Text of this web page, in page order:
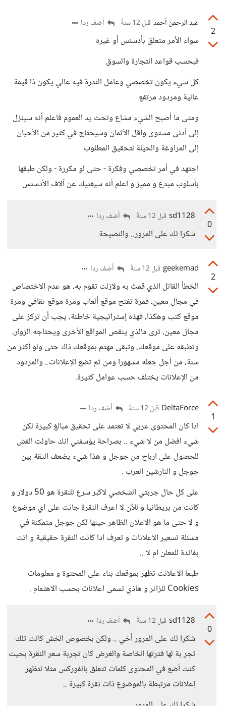
2
عبد الرحمن أحمد قبل 12 سنةً أضف ردا
سواء الأمر متعلق بأدسنس أو غيره
فبحسب قواعد التجارة والسوق
كل شيء يكون تخصصي وعامل الندرة فيه عالي يكون ذا قيمة
عالية ومردود مرتفع
ومتى ما أصبح الشيء مشاع وتحت يد العموم فاعلم أنه سينزل
إلى أدنى مستوى وأقل الأثمان وسيحتاج في كثير من الأحيان
إلى المراوغة والحيلة لتحقيق المطلوب
اجتهد في أمر تخصصي وفكرة - حتى لو مكررة - ولكن طبقها
بأسلوب مبدع و مميز و اعلم أنه سيغنيك عن آلاف الأدسنس
0
sd1128 قبل 12 سنةً أضف ردا
شكرا لك على المرور.. والنصيحة
2
geekemad قبل 12 سنةً أضف ردا
الخطأ القاتل الذي قمتَ به ولازلت تقوم به، هو عدم الاختصاص
في مجال معين، فمرة تفتح موقع ألعاب ومرة موقع ثقافي ومرة
موقع كتب وهكذا، فهذه إستراتيجية خاطئة، يجب أن تركز على
مجال معين، ترى مالذي ينقص المواقع الأخرى ويحتاجه الزوار،
وتطبقه على موقعك، وتبقى مهتم بموقعك ذاك حتى ولو أكثر من
سنة، من أجل جعله مشهورا ومن ثم تضع الإعلانات.. والمردود
من الإعلانات يختلف حسب عوامل كثيرة.
1
DeltaForce قبل 12 سنةً أضف ردا
ادا كان المحتوى عربي لا تعتمد على تحقيق مبالغ كبيرة لكن
شيء افضل من لا شيء .. بصراحة يؤسفني انك حاولت الغش
للحصول على ارباح من جوجل و هذا شيء يضعف الثقة بين
جوجل و النارشين العرب .
على كل حال جربتي الشخصي لاكبر سرع للنقرة هو 50 دولار و
كانت من بريطانيا و للآن لا اعرف النقرة جائت على اي موضوع
و لا حتى ما هو الاعلان الظاهر حينها لكن جوجل متمكنة في
مسئلة تسعير الاعلانات و تعرف ادا كانت النقرة حقيقية و اتت
بفائدة للمعلن ام لا ..
طبعا الاعلانت تظهر بموقعك بناء على المحتوة و معلومات
Cookies للزائر و هاذي تسمى اعلانات بحسب الاهتمام .
0
sd1128 قبل 12 سنةً أضف ردا
شكرا لك على المرور أخي .. ولكن بخصوص الخش كانت تلك
تجر بة لها فترتها الخاصة والغرض كان تجربة سعر النقرة بحيث
كنت أضع في المحتوى كلمات تتعلق بالفوركس مثلا لتظهر
إعلانات مرتبطة بالموضوع ذات نقرة كبيرة ..